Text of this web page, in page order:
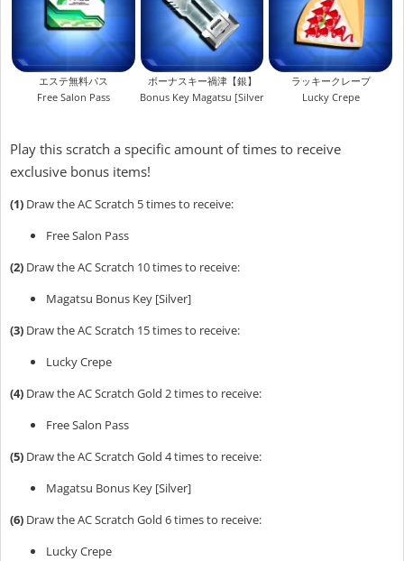
エステ無料パス
Free Salon Pass
ボーナスキー禍津【銀】
Bonus Key Magatsu [Silver]
ラッキークレープ
Lucky Crepe
Play this scratch a specific amount of times to receive
exclusive bonus items!
(1) Draw the AC Scratch 5 times to receive:
Free Salon Pass
(2) Draw the AC Scratch 10 times to receive:
Magatsu Bonus Key [Silver]
(3) Draw the AC Scratch 15 times to receive:
Lucky Crepe
(4) Draw the AC Scratch Gold 2 times to receive:
Free Salon Pass
(5) Draw the AC Scratch Gold 4 times to receive:
Magatsu Bonus Key [Silver]
(6) Draw the AC Scratch Gold 6 times to receive:
Lucky Crepe